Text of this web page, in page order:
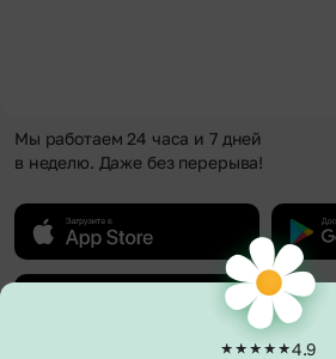
Мы работаем 24 часа и 7 дней
в неделю. Даже без перерыва!
4.9